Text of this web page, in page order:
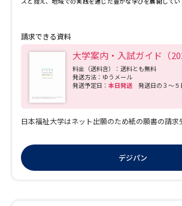
それぞれの専門性を追求するとともに、各領域を越えた
請求できる資料
大学案内・入試ガイド（
料金（送料含）：送料とも無料
発送方法：ゆうメール
発送予定日： 本日発送 発送日の３～
日本福祉大学はネット出願のため紙の願書の請求
デジパン